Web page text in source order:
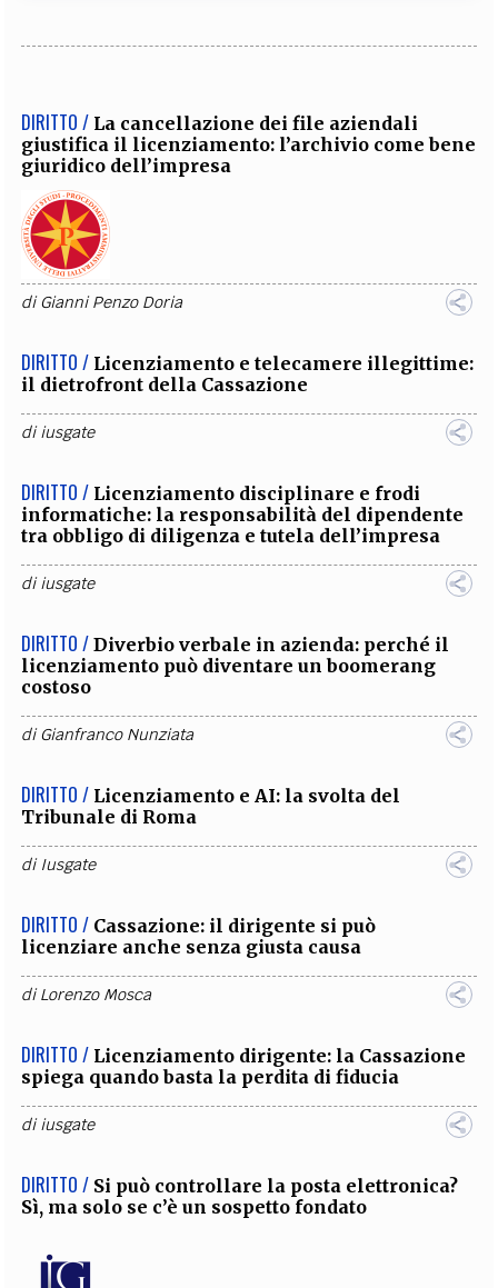
DIRITTO / La cancellazione dei file aziendali
giustifica il licenziamento: l’archivio come bene
giuridico dell’impresa
diGianni Penzo Doria
DIRITTO / Licenziamento e telecamere illegittime:
il dietrofront della Cassazione
diiusgate
DIRITTO / Licenziamento disciplinare e frodi
informatiche: la responsabilità del dipendente
tra obbligo di diligenza e tutela dell’impresa
diiusgate
DIRITTO / Diverbio verbale in azienda: perché il
licenziamento può diventare un boomerang
costoso
diGianfranco Nunziata
DIRITTO / Licenziamento e AI: la svolta del
Tribunale di Roma
di Iusgate
DIRITTO / Cassazione: il dirigente si può
licenziare anche senza giusta causa
diLorenzo Mosca
DIRITTO / Licenziamento dirigente: la Cassazione
spiega quando basta la perdita di fiducia
diiusgate
DIRITTO / Si può controllare la posta elettronica?
Sì, ma solo se c’è un sospetto fondato